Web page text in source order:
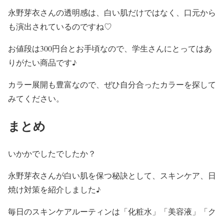
永野芽衣さんの透明感は、 白い肌だけではなく、口元から
も演出されているのですね♡
お値段は300円台とお手頃なので、学生さんにとってはあ
りがたい商品です♪
カラー展開も豊富なので、ぜひ自分合ったカラーを探して
みてください。
まとめ
いかかでしたでしたか？
永野芽衣さんが白い肌を保つ秘訣として、 スキンケア
日
焼け対策を紹介しました♪
毎日のスキンケアルーティンは 「化粧水」「美容液」「ク